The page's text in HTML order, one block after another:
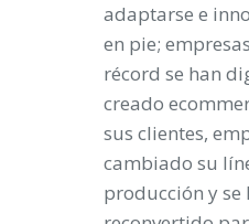
adaptarse e
en pie;
récord se han
creado
sus clientes,
cambiado su
producción y se